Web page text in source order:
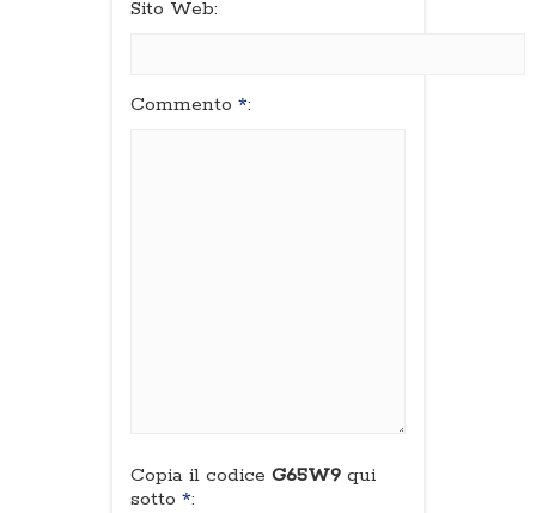
Sito Web:
Commento *:
Copia il codice G65W9 qui
sotto *: